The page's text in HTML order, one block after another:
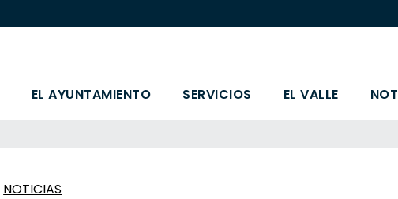
EL AYUNTAMIENTO SERVICIOS EL VALLE
NOTICIAS